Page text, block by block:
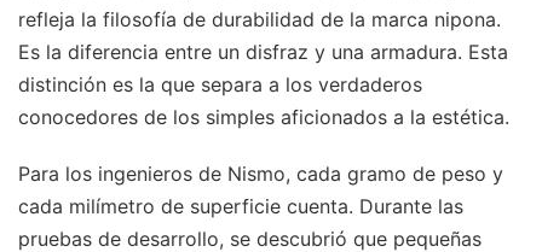
refleja la filosofía de durabilidad de la marca nipona.
Es la diferencia entre un disfraz y una armadura. Esta
distinción es la que separa a los verdaderos
conocedores de los simples aficionados a la estética.
Para los ingenieros de Nismo, cada gramo de peso y
cada milímetro de superficie cuenta. Durante las
pruebas de desarrollo, se descubrió que pequeñas